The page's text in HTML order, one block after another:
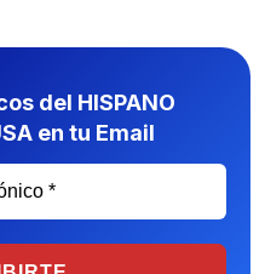
del HISPANO
en tu Email